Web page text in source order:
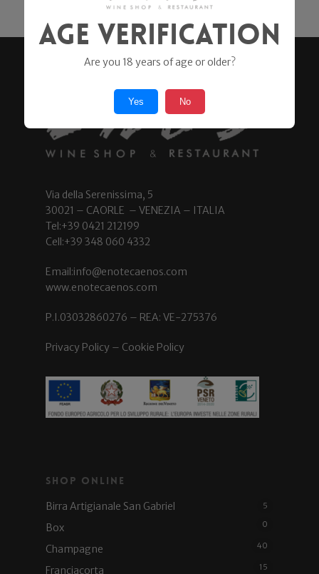
Via della Serenissima, 5
30021 – CAORLE – VENEZIA – ITALIA
Tel:+39 0421 212199
Cell:+39 348 060 4332
Email:info@enotecaenos.com
www.enotecaenos.com
P.I.03032860276 – REA: VE-275376
Privacy Policy – Cookie Policy
Shop Online
Birra Artigianale San Gabriel
5
Box 0
Champagne 40
Franciacorta 15
Age Verification
Are you 18 years of age or older?
Yes No